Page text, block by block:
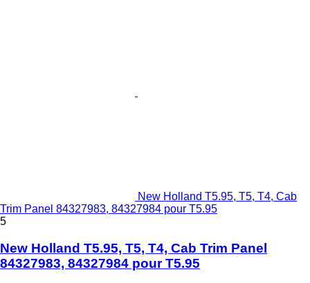
New Holland T5.95, T5, T4, Cab
Trim Panel 84327983, 84327984 pour T5.95
5
New Holland T5.95, T5, T4, Cab Trim Panel
84327983, 84327984 pour T5.95